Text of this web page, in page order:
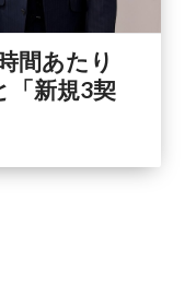
間あたり
「新規3契